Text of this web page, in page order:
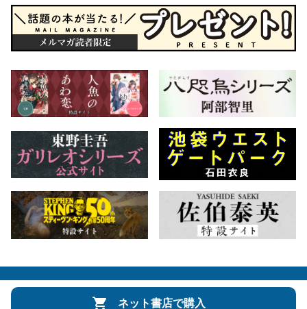
ネット書店で購入
会社概要 自費出版のご案内 お問合せ
株式会社文藝春秋 文春オンライン Number Web